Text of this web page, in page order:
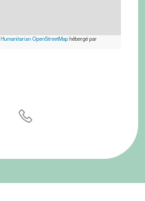
Humanitarian OpenStreetMaphébergé par